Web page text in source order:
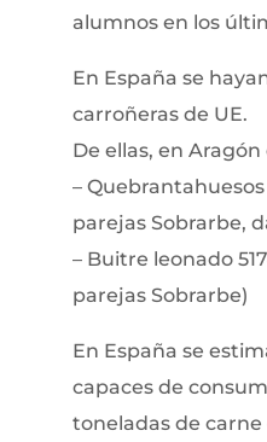
alumnos en los
En España se
carroñeras de UE.
De ellas, en
–
parejas Sobrarbe,
– Buitre leonado
parejas Sobrarbe)
En España se
capaces de
toneladas de